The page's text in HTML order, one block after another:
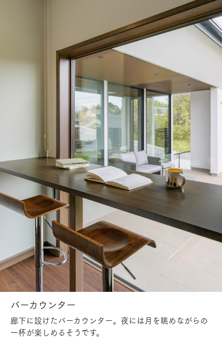
バーカウンター
廊下に設けたバーカウンター。夜には月を眺めながらの
一杯が楽しめるそうです。